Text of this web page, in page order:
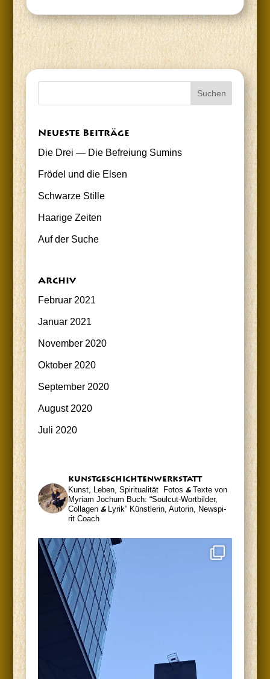
Neu­es­te Beiträge
Die Drei — Die Befrei­ung Sumins
Frö­del und die Elsen
Schwar­ze Stille
Haa­ri­ge Zeiten
Auf der Suche
Archiv
Februar 2021
Januar 2021
November 2020
Oktober 2020
September 2020
August 2020
Juli 2020
kunst­ge­schich­ten­werk­statt
Kunst, Leben, Spiritualität Fotos &Tex­te von
Myri­am Jochum Buch: “Soul­cut-Wort­bil­der,
Col­la­gen &Lyrik”Künst­le­rin, Autorin, News­pi­
rit Coach